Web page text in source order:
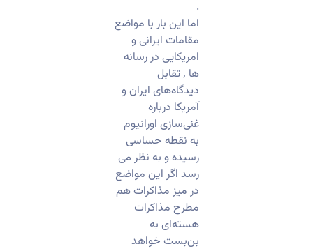
اما این بار با مواضع
مقامات ایرانی و
امریکایی در رسانه
ها ٬ تقابل
دیدگاه‌های ایران و
آمریکا درباره
غنی‌سازی اورانیوم
به نقطه حساسی
رسیده و به نظر می
رسد اگر این مواضع
در میز مذاکرات هم
مطرح مذاکرات
هسته‌ای به
بن‌بست خواهد